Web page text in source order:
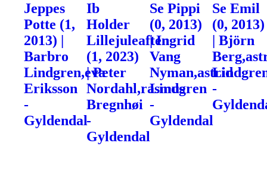
Jeppes
Potte (1,
2013) |
Barbro
Lindgren,eva
Eriksson
-
Gyldendal
Ib
Holder
Lillejuleaften
(1, 2023)
| Peter
Nordahl,rasmus
Bregnhøi
-
Gyldendal
Se Pippi
(0, 2013)
| Ingrid
Vang
Nyman,astrid
Lindgren
-
Gyldendal
Se Emil
(0, 2013)
| Björn
-